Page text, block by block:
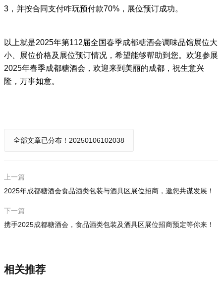
3， 并按合同支付咋玩预付款70%，展位预订成功。
以上就是2025年第112届全国春季成都糖酒会调味品馆展位大
小、展位价格及展位预订情况，希望能够帮助到您。欢迎参展
2025年春季成都糖酒会，欢迎来到美丽的成都，祝生意兴
隆，万事如意。
全部文章已分布！20250106102038
上一篇
2025年成都糖酒会食品酒类包装与酒具区展位招商，邀您共谋发展！
下一篇
携手2025成都糖酒会，食品酒类包装及酒具区展位招商预定等你来！
相关推荐